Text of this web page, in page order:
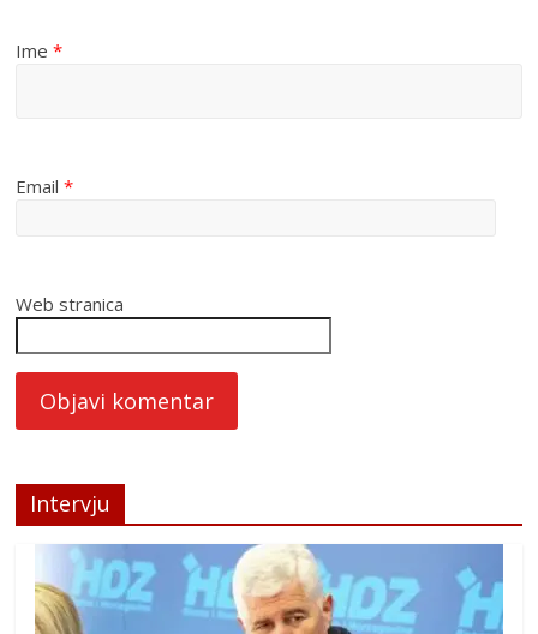
Ime*
Email*
Web stranica
Intervju